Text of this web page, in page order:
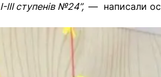
І-ІІІ ступенів №24”, — написали